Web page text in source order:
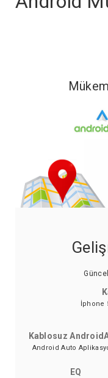
İphone
Kablosuz
Android Auto
EQ